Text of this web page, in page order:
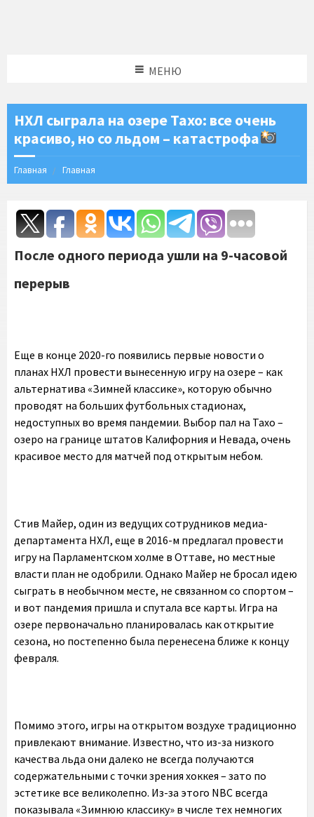
МЕНЮ
НХЛ сыграла на озере Тахо: все очень
красиво, но со льдом – катастрофа
Главная Главная
После одного периода ушли на 9-часовой
перерыв
Еще в конце 2020-го появились первые новости о
планах НХЛ провести вынесенную игру на озере – как
альтернатива «Зимней классике», которую обычно
проводят на больших футбольных стадионах,
недоступных во время пандемии. Выбор пал на Тахо –
озеро на границе штатов Калифорния и Невада, очень
красивое место для матчей под открытым небом.
Стив Майер, один из ведущих сотрудников медиа-
департамента НХЛ, еще в 2016-м предлагал провести
игру на Парламентском холме в Оттаве, но местные
власти план не одобрили. Однако Майер не бросал идею
сыграть в необычном месте, не связанном со спортом –
и вот пандемия пришла и спутала все карты. Игра на
озере первоначально планировалась как открытие
сезона, но постепенно была перенесена ближе к концу
февраля.
Помимо этого, игры на открытом воздухе традиционно
привлекают внимание. Известно, что из-за низкого
качества льда они далеко не всегда получаются
содержательными с точки зрения хоккея – зато по
эстетике все великолепно. Из-за этого NBC всегда
показывала «Зимнюю классику» в числе тех немногих